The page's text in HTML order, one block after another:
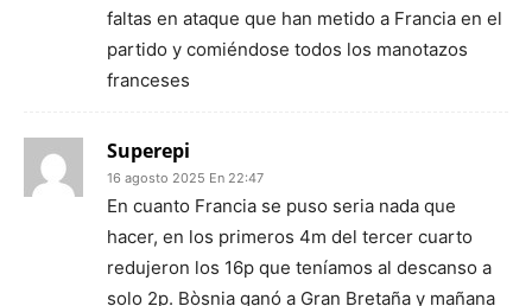
faltas en ataque que han metido a Francia en el
partido y comiéndose todos los manotazos
franceses
Superepi
16 agosto 2025 En 22:47
En cuanto Francia se puso seria nada que
hacer, en los primeros 4m del tercer cuarto
redujeron los 16p que teníamos al descanso a
solo 2p. Bòsnia ganó a Gran Bretaña y mañana